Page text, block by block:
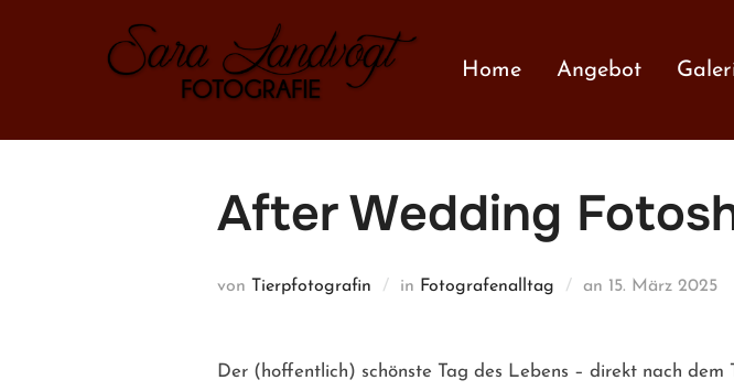
Home Angebot
After Wedding
von Tierpfotografin in Fotografenalltag an Veröffentlicht
15. März 2025
Der (hoffentlich) schönste Tag des Lebens – direkt nach